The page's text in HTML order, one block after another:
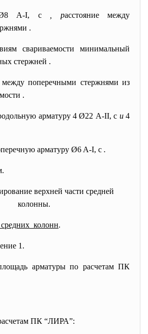
Ø8 А-I, с , расстояние между
.
свариваемости минимальный
стержней .
поперечными стержнями из
.
арматуру 4 Ø22 А-II, с и4
арматуру Ø6 A-I, с .
верхней части средней
колонны.
колонн.
1.
арматуры по расчетам ПК
ПК “ЛИРА”: